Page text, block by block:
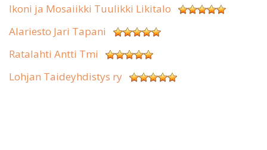
Ikoni ja Mosaiikki Tuulikki Likitalo
Alariesto Jari Tapani
Ratalahti Antti Tmi
Lohjan Taideyhdistys ry